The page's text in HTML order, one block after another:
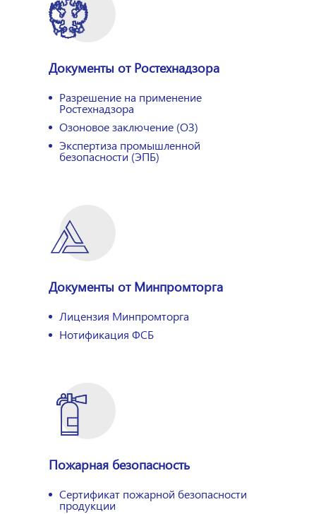
Документы от Ростехнадзора
Разрешение на применение
Ростехнадзора
Озоновое заключение (ОЗ)
Экспертиза промышленной
безопасности (ЭПБ)
Документы от Минпромторга
Лицензия Минпромторга
Нотификация ФСБ
Пожарная безопасность
Сертификат пожарной безопасности
продукции